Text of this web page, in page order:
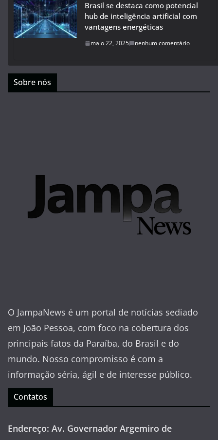
Brasil se destaca como potencial
hub de inteligência artificial com
vantagens energéticas
maio 22, 2025 nenhum comentário
Sobre nós
O JampaNews é um portal de notícias sediado
em João Pessoa, com foco na cobertura dos
principais fatos da Paraíba, do Brasil e do
mundo. Nosso compromisso é com a
informação séria, ágil e de interesse público.
Contatos
Endereço: Av. Governador Argemiro de